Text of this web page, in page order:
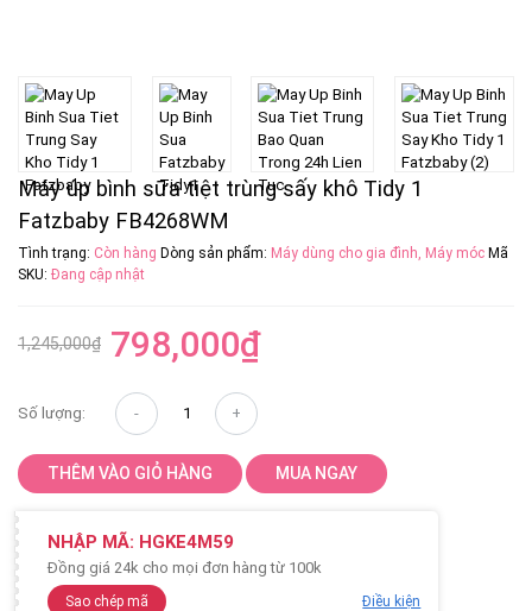
Máy úp bình sữa tiệt trùng sấy khô Tidy 1
Fatzbaby FB4268WM
Tình trạng: Còn hàng Dòng sản phẩm: Máy dùng cho gia đình, Máy móc Mã
SKU: Đang cập nhật
1,245,000₫
Giá
1,245,000₫.
798,000₫
Giá
là:
Số lượng:
THÊM VÀO GIỎ HÀNG MUA NGAY
NHẬP MÃ: HGKE4M59
Đồng giá 24k cho mọi đơn hàng từ 100k
Sao chép mã Điều kiện